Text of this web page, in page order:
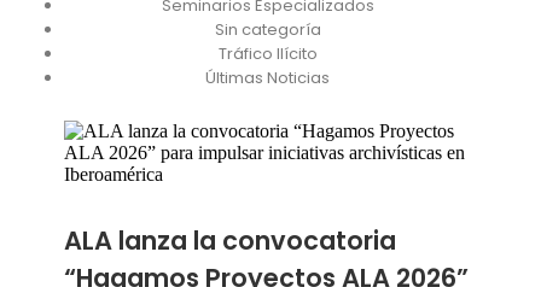
Seminarios Especializados
Sin categoría
Tráfico Ilícito
Últimas Noticias
ALA lanza la convocatoria
“Hagamos Proyectos ALA 2026”